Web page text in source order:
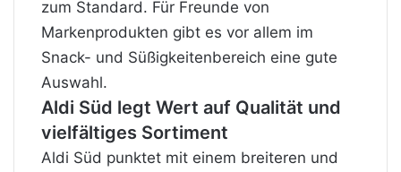
zum Standard. Für Freunde von
Markenprodukten gibt es vor allem im
Snack- und Süßigkeitenbereich eine gute
Auswahl.
Aldi Süd legt Wert auf Qualität und
vielfältiges Sortiment
Aldi Süd punktet mit einem breiteren und